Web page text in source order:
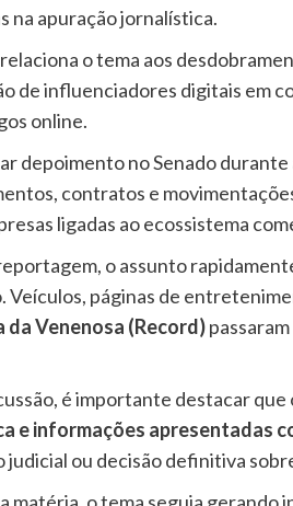
na apuração jornalística.
o tema aos
de influenciadores digitais em
online.
depoimento no Senado durante
contratos e
ligadas ao ecossistema
o assunto
Veículos, páginas de
da Venenosa (Record)
é importante destacar
e informações apresentadas
judicial ou decisão definitiva